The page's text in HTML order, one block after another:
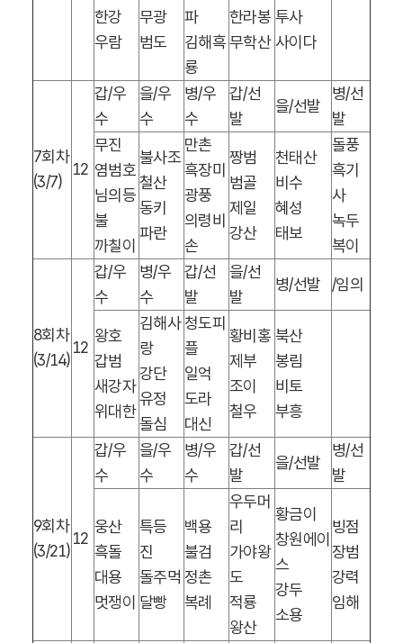
한강
우람
무광
범도
파
김해흑
룡
한라봉
무학산
투사
사이다
7회차
(3/7)
12
갑/우
수
을/우
수
병/우
수
갑/선
발
을/선발
병/선
발
무진
염범호
님의등
불
까칠이
불사조
철산
동키
파란
만촌
흑장미
광풍
의령비
손
짱범
범골
제일
강산
천태산
비수
혜성
태보
돌풍
흑기
사
녹두
복이
8회차
(3/14)
12
갑/우
수
병/우
수
갑/선
발
을/선
발
병/선발 /임의
왕호
갑범
새강자
위대한
김해사
랑
강단
유정
돌심
청도피
플
일억
도라
대신
황비홍
제부
조이
철우
북산
봉림
비토
부흥
9회차
(3/21)
12
갑/우
수
을/우
수
병/우
수
갑/선
발
을/선발
병/선
발
웅산
흑돌
대용
멋쟁이
특등
진
돌주먹
달빵
백용
불검
정촌
복례
우두머
리
가야왕
도
적룡
왕산
황금이
창원에이
스
강두
소용
빙점
장범
강력
임해